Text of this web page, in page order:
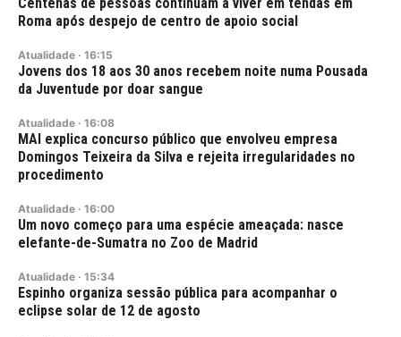
Centenas de pessoas continuam a viver em tendas em
Roma após despejo de centro de apoio social
Atualidade · 16:15
Jovens dos 18 aos 30 anos recebem noite numa Pousada
da Juventude por doar sangue
Atualidade · 16:08
MAI explica concurso público que envolveu empresa
Domingos Teixeira da Silva e rejeita irregularidades no
procedimento
Atualidade · 16:00
Um novo começo para uma espécie ameaçada: nasce
elefante-de-Sumatra no Zoo de Madrid
Atualidade · 15:34
Espinho organiza sessão pública para acompanhar o
eclipse solar de 12 de agosto